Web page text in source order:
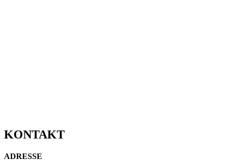
KONTAKT
ADRESSE